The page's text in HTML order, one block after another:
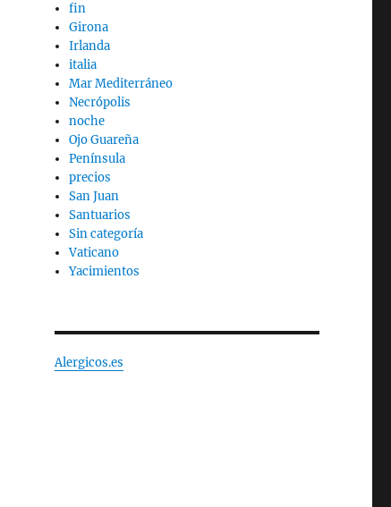
fin
Girona
Irlanda
italia
Mar Mediterráneo
Necrópolis
noche
Ojo Guareña
Península
precios
San Juan
Santuarios
Sin categoría
Vaticano
Yacimientos
Alergicos.es